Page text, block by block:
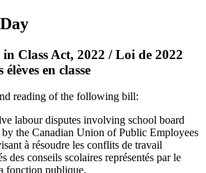
Class Act, 2022 / Loi de 2022
en classe
reading of the following bill:
labour disputes involving school board
by the Canadian Union of Public Employees
à résoudre les conflits de travail
des conseils scolaires représentés par le
fonction publique.